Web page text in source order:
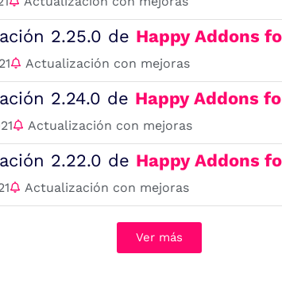
2.25.0 de Happy Addons
Actualización con mejoras
2.24.0 de Happy Addons
Actualización con mejoras
2.22.0 de Happy Addons
Actualización con mejoras
Ver más